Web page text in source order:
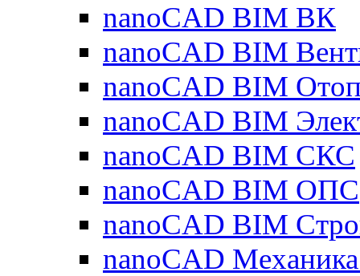
nanoCAD BIM ВК
nanoCAD BIM
nanoCAD BIM
nanoCAD BIM
nanoCAD BIM СКС
nanoCAD BIM ОПС
nanoCAD BIM
nanoCAD